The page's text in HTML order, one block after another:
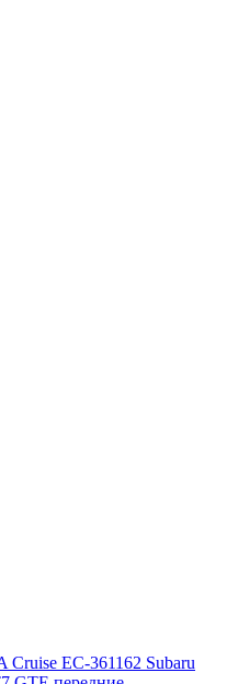
EC-361162 Subaru